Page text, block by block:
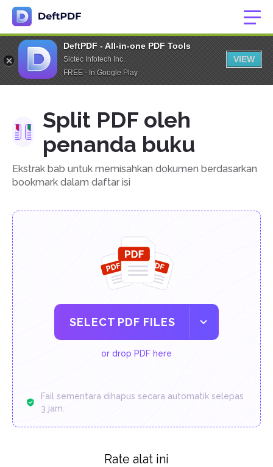
DeftPDF - All-in-one PDF Tools
Sictec Infotech Inc.
FREE - In Google Play
VIEW
Split PDF oleh
penanda buku
Ekstrak bab untuk memisahkan dokumen berdasarkan
bookmark dalam daftar isi
SELECT PDF FILES
or drop PDF here
Fail sementara dihapus secara automatik selepas
3 jam.
Rate alat ini